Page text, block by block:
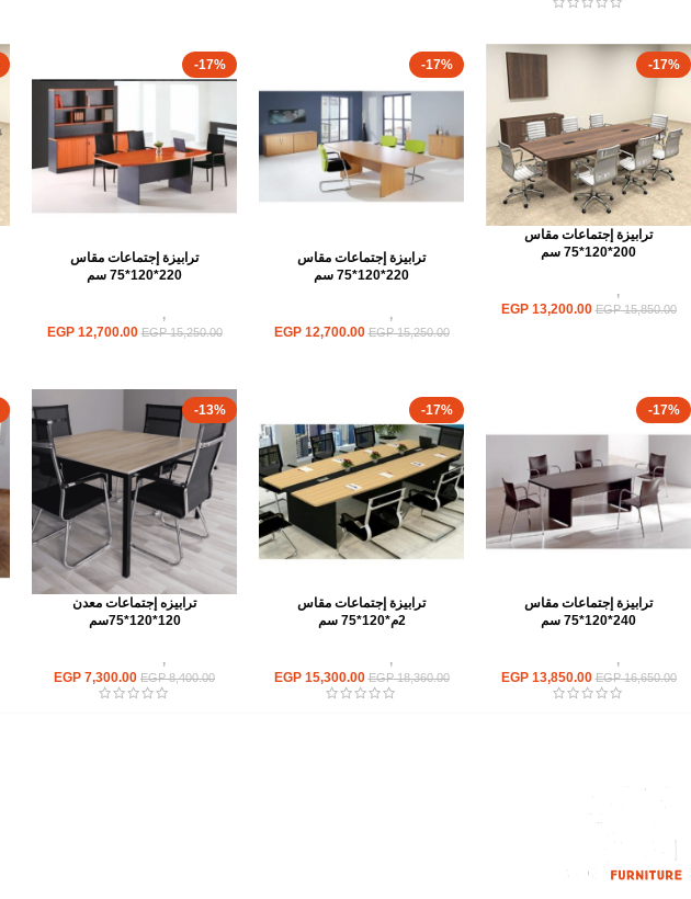
-17%
ترابيزة إجتماعات مقاس
200*120*75 سم
ترابيزات,
EGP15,850.00
EGP13,200.00
-17%
ترابيزة إجتماعات مقاس
220*120*75 سم
ترابيزات,
EGP15,250.00
EGP12,700.00
-17%
ترابيزة إجتماعات مقاس
220*120*75 سم
ترابيزات,
EGP15,250.00
EGP12,700.00
-17%
ترابيزة إجتماعات مقاس
240*120*75 سم
ترابيزات,
EGP16,650.00
EGP13,850.00
-17%
ترابيزة إجتماعات مقاس
2م*120*75 سم
ترابيزات,
EGP18,360.00
EGP15,300.00
-13%
ترابيزه إجتماعات معدن
120*120*75سم
ترابيزات,
EGP8,400.00
EGP 7,300.00